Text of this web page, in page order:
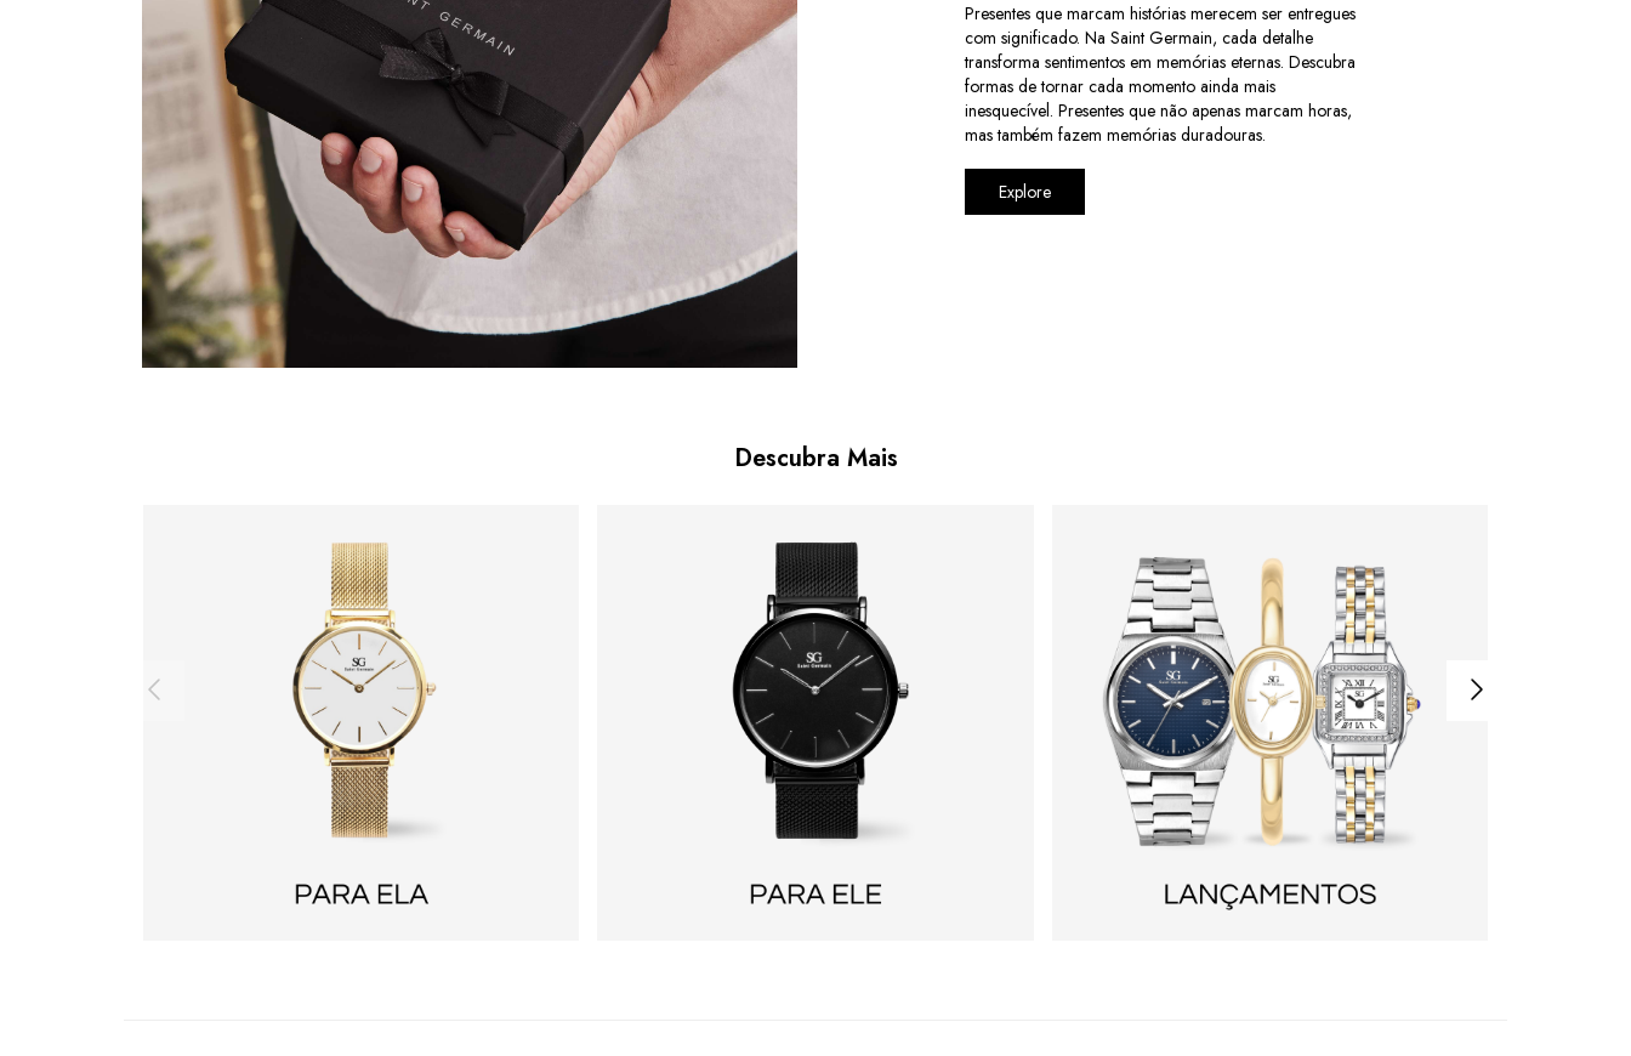
Presentes que marcam histórias merecem ser entregues
com significado. Na Saint Germain, cada detalhe
transforma sentimentos em memórias eternas. Descubra
formas de tornar cada momento ainda mais
inesquecível. Presentes que não apenas marcam horas,
mas também fazem memórias duradouras.
Explore
Descubra Mais